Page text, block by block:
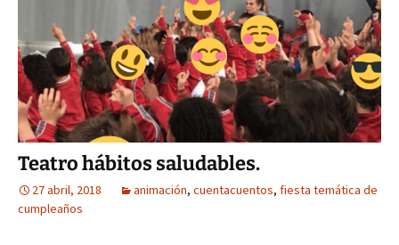
Teatro hábitos saludables.
27 abril, 2018 animación, cuentacuentos, fiesta temática de
cumpleaños